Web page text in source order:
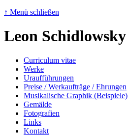
↑ Menü schließen
Leon Schidlowsky
Curriculum vitae
Werke
Uraufführungen
Preise / Werkaufträge / Ehrungen
Musikalische Graphik (Beispiele)
Gemälde
Fotografien
Links
Kontakt